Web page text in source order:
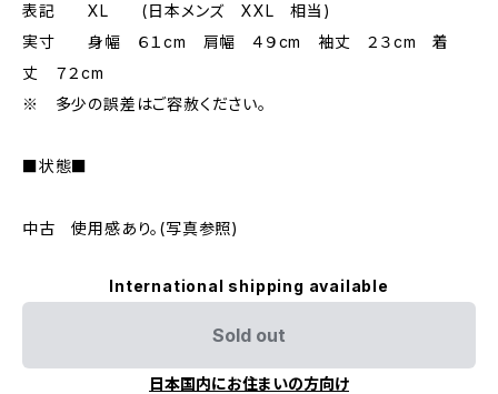
表記 XL (日本メンズ XXL 相当)
実寸 身幅 ６１cm 肩幅 ４９cm 袖丈 ２３cm 着
丈 ７２cm
※ 多少の誤差はご容赦ください。
■状態■
中古 使用感あり。(写真参照)
International shipping available
Sold out
日本国内にお住まいの方向け